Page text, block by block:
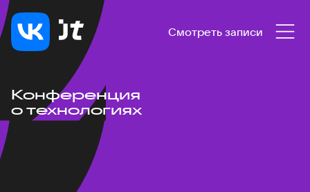
Смотреть записи
Конференция
о технологиях